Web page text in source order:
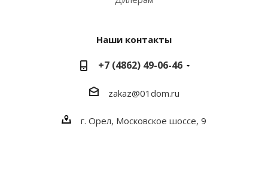
Наши контакты
+7 (4862) 49-06-46
zakaz@01dom.ru
г. Орел, Московское шоссе, 9